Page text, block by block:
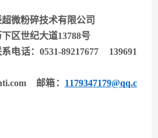
微粉碎技术有限公司
区世纪大道13788号
电话：0531-89217677 139691
邮箱： 1179347179@qq.c